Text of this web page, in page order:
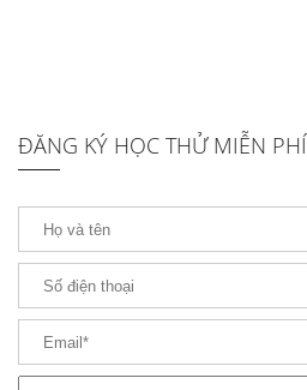
ĐĂNG KÝ HỌC THỬ MIỄN PHÍ